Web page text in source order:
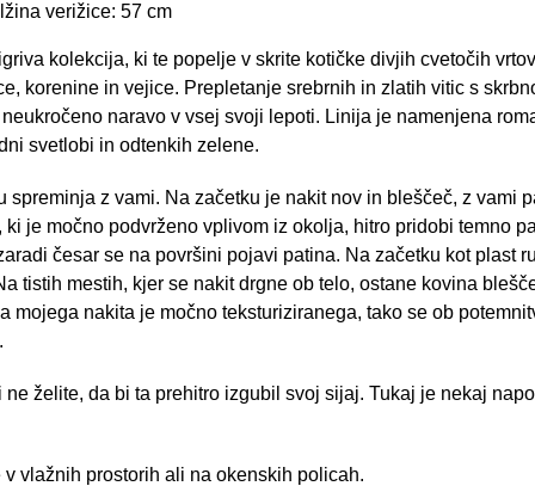
verižice: 57 cm
kolekcija, ki te popelje v skrite kotičke divjih cvetočih
korenine in vejice. Prepletanje srebrnih in zlatih vitic s
naravo v vsej svoji lepoti. Linija je namenjena
svetlobi in odtenkih zelene.
spreminja z vami. Na začetku je nakit nov in bleščeč, z vami
je močno podvrženo vplivom iz okolja, hitro pridobi temno
česar se na površini pojavi patina. Na začetku kot plast
tistih mestih, kjer se nakit drgne ob telo, ostane kovina
mojega nakita je močno teksturiziranega, tako se ob
želite, da bi ta prehitro izgubil svoj sijaj. Tukaj je nekaj
vlažnih prostorih ali na okenskih policah.